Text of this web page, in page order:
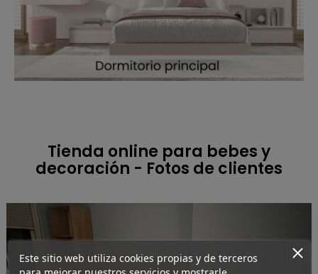
Tienda online para bebes y
decoración - Fotos de clientes
Este sitio web utiliza cookies propias y de terceros